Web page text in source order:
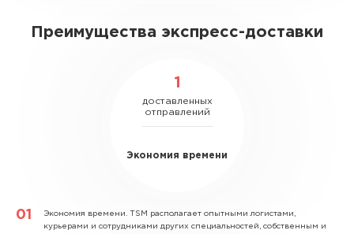
Преимущества экспресс-доставки
1
доставленных
отправлений
Экономия времени
Экономия времени. TSM располагает опытными логистами,
курьерами и сотрудниками других специальностей, собственным и